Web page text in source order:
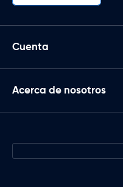
Cuenta
Acerca de nosotros